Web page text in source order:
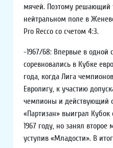
мячей. Поэтому решающий
нейтральном поле в
Pro Recco со счетом 4:3.
-1967/68: Впервые в одной
соревновались в Кубке
года, когда Лига
Евролигу, к участию
чемпионы и действующий
«Партизан» выиграл
1967 году, но занял второе
уступив «Младости». В